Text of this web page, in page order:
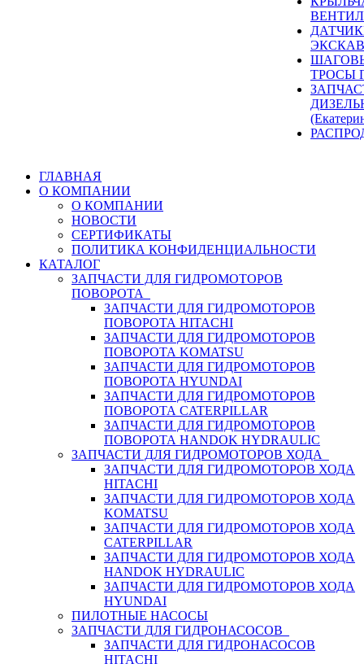
ТРОСЫ
ГЛАВНАЯ
О КОМПАНИИ
О КОМПАНИИ
НОВОСТИ
СЕРТИФИКАТЫ
ПОЛИТИКА КОНФИДЕНЦИАЛЬНОСТИ
КАТАЛОГ
ЗАПЧАСТИ ДЛЯ ГИДРОМОТОРОВ
ПОВОРОТА
ЗАПЧАСТИ ДЛЯ ГИДРОМОТОРОВ
ПОВОРОТА HITACHI
ЗАПЧАСТИ ДЛЯ ГИДРОМОТОРОВ
ПОВОРОТА KOMATSU
ЗАПЧАСТИ ДЛЯ ГИДРОМОТОРОВ
ПОВОРОТА HYUNDAI
ЗАПЧАСТИ ДЛЯ ГИДРОМОТОРОВ
ПОВОРОТА CATERPILLAR
ЗАПЧАСТИ ДЛЯ ГИДРОМОТОРОВ
ПОВОРОТА HANDOK HYDRAULIC
ЗАПЧАСТИ ДЛЯ ГИДРОМОТОРОВ ХОДА
ЗАПЧАСТИ ДЛЯ ГИДРОМОТОРОВ ХОДА
HITACHI
ЗАПЧАСТИ ДЛЯ ГИДРОМОТОРОВ ХОДА
KOMATSU
ЗАПЧАСТИ ДЛЯ ГИДРОМОТОРОВ ХОДА
CATERPILLAR
ЗАПЧАСТИ ДЛЯ ГИДРОМОТОРОВ ХОДА
HANDOK HYDRAULIC
ЗАПЧАСТИ ДЛЯ ГИДРОМОТОРОВ ХОДА
HYUNDAI
ПИЛОТНЫЕ НАСОСЫ
ЗАПЧАСТИ ДЛЯ ГИДРОНАСОСОВ
ЗАПЧАСТИ ДЛЯ ГИДРОНАСОСОВ
HITACHI